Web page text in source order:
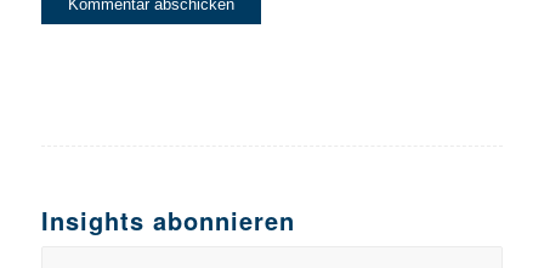
Insights abonnieren